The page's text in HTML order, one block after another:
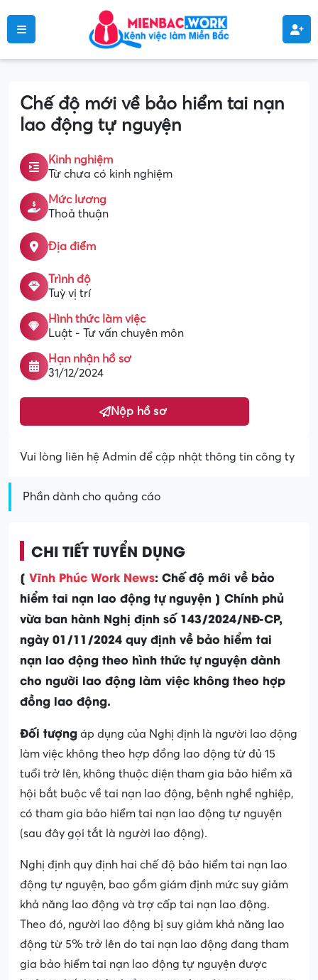
Chế độ mới về bảo hiểm tai nạn
lao động tự nguyện
Kinh nghiệm
Từ chưa có kinh nghiệm
Mức lương
Thoả thuận
Địa điểm
Trình độ
Tuỳ vị trí
Hình thức làm việc
Luật - Tư vấn chuyên môn
Hạn nhận hồ sơ
31/12/2024
Nộp hồ sơ
Vui lòng liên hệ Admin để cập nhật thông tin công ty
Phần dành cho quảng cáo
CHI TIẾT TUYỂN DỤNG
[ Vĩnh Phúc Work News: Chế độ mới về bảo
hiểm tai nạn lao động tự nguyện ] Chính phủ
vừa ban hành Nghị định số 143/2024/NĐ-CP,
ngày 01/11/2024 quy định về bảo hiểm tai
nạn lao động theo hình thức tự nguyện dành
cho người lao động làm việc không theo hợp
đồng lao động.
Đối tượng áp dụng của Nghị định là người lao động
làm việc không theo hợp đồng lao động từ đủ 15
tuổi trở lên, không thuộc diện tham gia bảo hiểm xã
hội bắt buộc về tai nạn lao động, bệnh nghề nghiệp,
có tham gia bảo hiểm tai nạn lao động tự nguyện
(sau đây gọi tắt là người lao động).
Nghị định quy định hai chế độ bảo hiểm tai nạn lao
động tự nguyện, bao gồm giám định mức suy giảm
khả năng lao động và trợ cấp tai nạn lao động.
Theo đó, người lao động bị suy giảm khả năng lao
động từ 5% trở lên do tai nạn lao động đang tham
gia bảo hiểm tai nạn lao động tự nguyện được